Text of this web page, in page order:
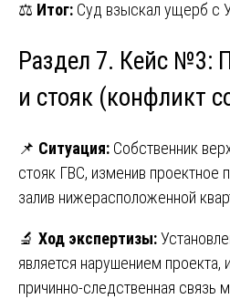
⚖️ Итог: Суд взыскал ущерб с
Раздел 7. Кейс №3:
и стояк (конфликт
📌 Ситуация: Собственник
стояк ГВС, изменив
залив нижерасположенной
🔬 Ход экспертизы:
является нарушением проекта,
причинно-следственная связь